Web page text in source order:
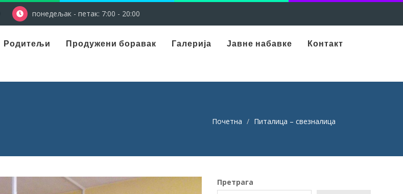
понедељак - петак: 7:00 - 20:00
Родитељи Продужени боравак Галерија Јавне набавке Контакт
Почетна Питалица – свезналица
Претрага